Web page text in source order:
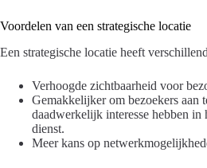
Voordelen van een strategische locatie
Een strategische locatie heeft
Verhoogde zichtbaarheid voor
Gemakkelijker om bezoekers aan
daadwerkelijk interesse hebben in
dienst.
Meer kans op